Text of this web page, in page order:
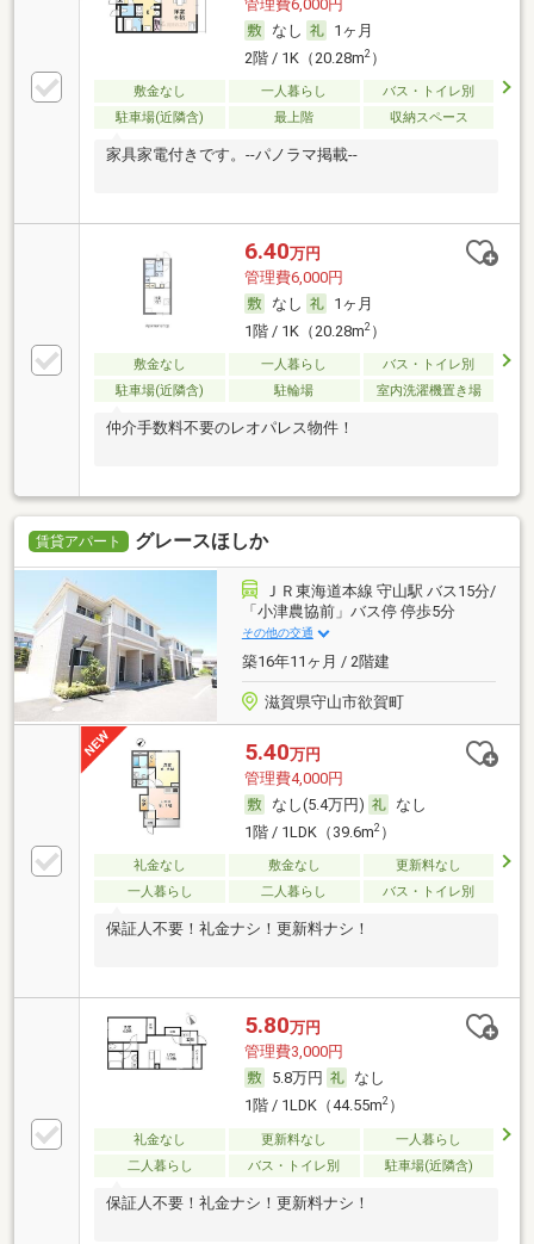
管理費6,000円
なし
1ヶ月
2階 / 1K（20.28m2）
敷金なし 一人暮らし
バス・トイレ別
駐車場(近隣含)
最上階 収納スペース
家具家電付きです。--パノラマ掲載--
6.40万円
管理費6,000円
なし
1ヶ月
1階 / 1K（20.28m2）
敷金なし 一人暮らし
バス・トイレ別
駐車場(近隣含)
駐輪場 室内洗濯機置き場
仲介手数料不要のレオパレス物件！
賃貸アパート グレースほしか
ＪＲ東海道本線 守山駅 バス15分/
「小津農協前」バス停 停歩5分
その他の交通
築16年11ヶ月 / 2階建
滋賀県守山市欲賀町
5.40万円
管理費4,000円
なし(5.4万円)
なし
1階 / 1LDK（39.6m2）
礼金なし 敷金なし
更新料なし
一人暮らし
二人暮らし バス・トイレ別
保証人不要！礼金ナシ！更新料ナシ！
5.80万円
管理費3,000円
5.8万円
なし
1階 / 1LDK（44.55m2）
礼金なし 更新料なし
一人暮らし
二人暮らし
バス・トイレ別 駐車場(近隣含)
保証人不要！礼金ナシ！更新料ナシ！